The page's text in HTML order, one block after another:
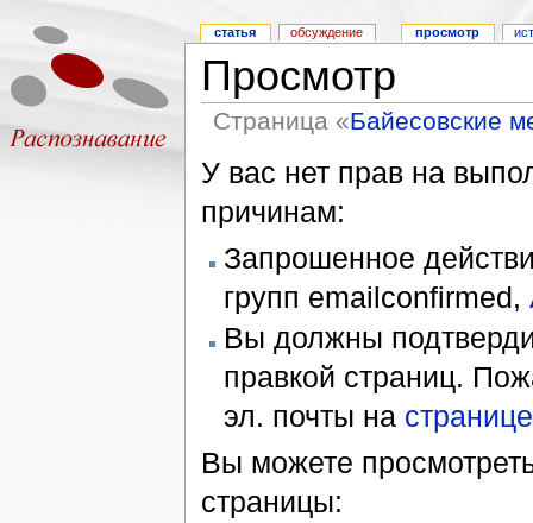
Просмотр
Страница «Байесовские
У вас нет прав на
причинам:
Запрошенное
групп emailconfirmed,
Вы должны
правкой страниц.
эл. почты на
Вы можете
страницы:
статья обсуждение просмотр